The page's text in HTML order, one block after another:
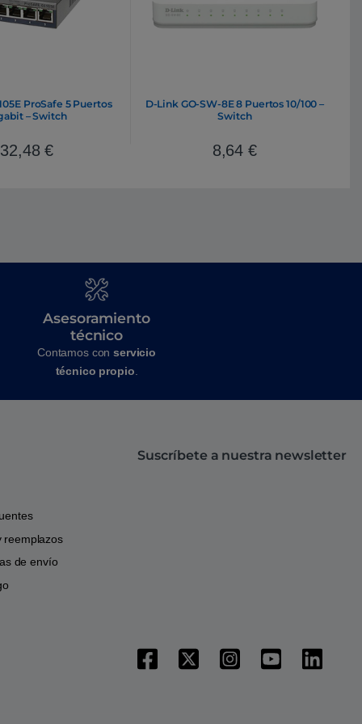
ProSafe 5 Puertos
– Switch
32,48€
D-Link GO-SW-8E 8 Puertos 10/100 –
Switch
8,64€
Asesoramiento
técnico
Contamos conservicio
técnico propio.
reemplazos
de envío
Suscríbete a nuestra newsletter